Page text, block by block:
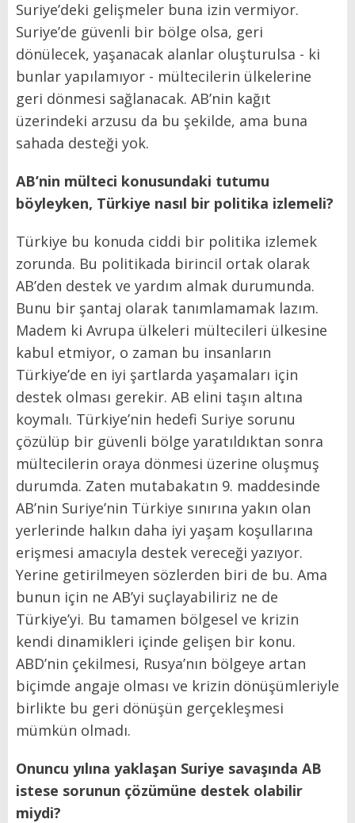
Suriye’deki gelişmeler buna izin vermiyor.
Suriye’de güvenli bir bölge olsa, geri
dönülecek, yaşanacak alanlar oluşturulsa - ki
bunlar yapılamıyor - mültecilerin ülkelerine
geri dönmesi sağlanacak. AB’nin kağıt
üzerindeki arzusu da bu şekilde, ama buna
sahada desteği yok.
AB’nin mülteci konusundaki tutumu
böyleyken, Türkiye nasıl bir politika izlemeli?
Türkiye bu konuda ciddi bir politika izlemek
zorunda. Bu politikada birincil ortak olarak
AB’den destek ve yardım almak durumunda.
Bunu bir şantaj olarak tanımlamamak lazım.
Madem ki Avrupa ülkeleri mültecileri ülkesine
kabul etmiyor, o zaman bu insanların
Türkiye’de en iyi şartlarda yaşamaları için
destek olması gerekir. AB elini taşın altına
koymalı. Türkiye’nin hedefi Suriye sorunu
çözülüp bir güvenli bölge yaratıldıktan sonra
mültecilerin oraya dönmesi üzerine oluşmuş
durumda. Zaten mutabakatın 9. maddesinde
AB’nin Suriye’nin Türkiye sınırına yakın olan
yerlerinde halkın daha iyi yaşam koşullarına
erişmesi amacıyla destek vereceği yazıyor.
Yerine getirilmeyen sözlerden biri de bu. Ama
bunun için ne AB’yi suçlayabiliriz ne de
Türkiye’yi. Bu tamamen bölgesel ve krizin
kendi dinamikleri içinde gelişen bir konu.
ABD’nin çekilmesi, Rusya’nın bölgeye artan
biçimde angaje olması ve krizin dönüşümleriyle
birlikte bu geri dönüşün gerçekleşmesi
mümkün olmadı.
Onuncu yılına yaklaşan Suriye savaşında AB
istese sorunun çözümüne destek olabilir
miydi?